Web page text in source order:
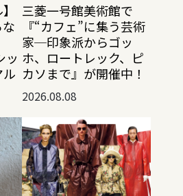
ッ
三菱一号館美術館で
『“カフェ”に集う芸術
家─印象派からゴッ
ホ、ロートレック、ピ
カソまで』が開催中！
2026.08.08